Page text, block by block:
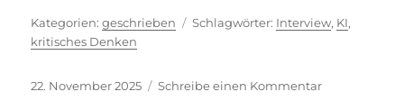
Kategorien
geschrieben Schlagwörter
Interview, KI,
kritisches Denken
Veröffentlicht
22. November 2025 Schreibe einen Kommentarzu